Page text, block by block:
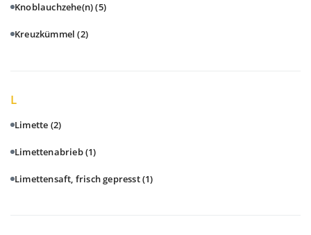
Knoblauchzehe(n)(5)
Kreuzkümmel(2)
L
Limette (2)
Limettenabrieb(1)
Limettensaft, frisch gepresst(1)